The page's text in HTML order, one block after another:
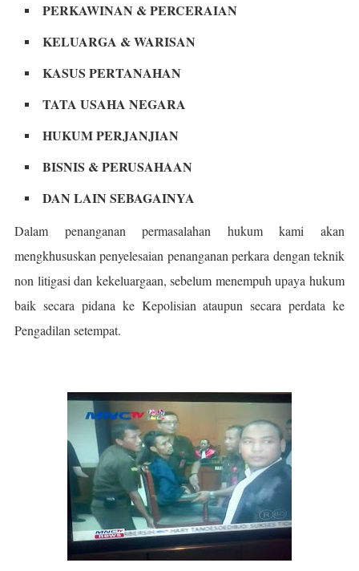
PERKAWINAN & PERCERAIAN
KELUARGA & WARISAN
KASUS PERTANAHAN
TATA USAHA NEGARA
HUKUM PERJANJIAN
BISNIS & PERUSAHAAN
DAN LAIN SEBAGAINYA
Dalam penanganan permasalahan hukum kami akan
mengkhususkan penyelesaian penanganan perkara dengan teknik
non litigasi dan kekeluargaan, sebelum menempuh upaya hukum
baik secara pidana ke Kepolisian ataupun secara perdata ke
Pengadilan setempat.